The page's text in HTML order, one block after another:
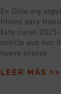
En Dide.org
firmes para
Este curso
noticia que nos
nueva alianza
LEER MÁS >>